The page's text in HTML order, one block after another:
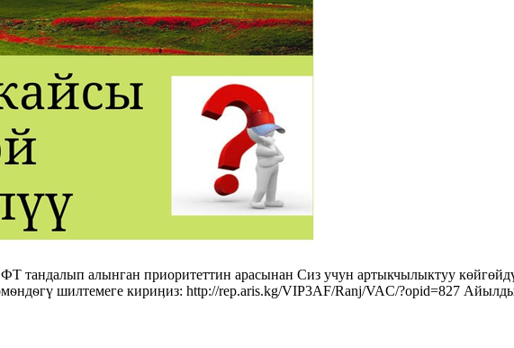
тандалып алынган приоритеттин арасынан Сиз учун артыкчылыктуу
шилтемеге кириӊиз: http://rep.aris.kg/VIP3AF/Ranj/VAC/?opid=827